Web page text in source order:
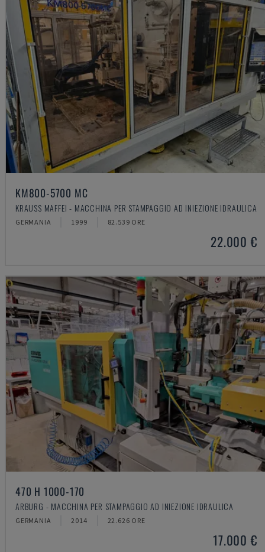
KM800-5700 MC
KRAUSS MAFFEI - MACCHINA PER STAMPAGGIO AD INIEZIONE IDRAULICA
GERMANIA 1999 82.539 ORE
22.000 €
470 H 1000-170
ARBURG - MACCHINA PER STAMPAGGIO AD INIEZIONE IDRAULICA
GERMANIA 2014 22.626 ORE
17.000 €